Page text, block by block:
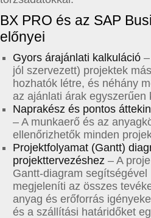
BX PRO és az SAP
előnyei
Gyors árajánlati kalkuláció
jól szervezett) projektek
hozhatók létre, és néhány
az ajánlati árak egyszerűen
Naprakész és pontos
– A munkaerő és az
ellenőrizhetők minden
Projektfolyamat (Gantt)
projekttervezéshez – A
Gantt-diagram
megjeleníti az összes
anyag és erőforrás
és a szállítási határidőket